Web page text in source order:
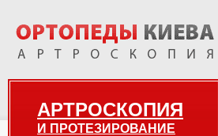
АРТРОСКОПИЯ
И ПРОТЕЗИРОВАНИЕ